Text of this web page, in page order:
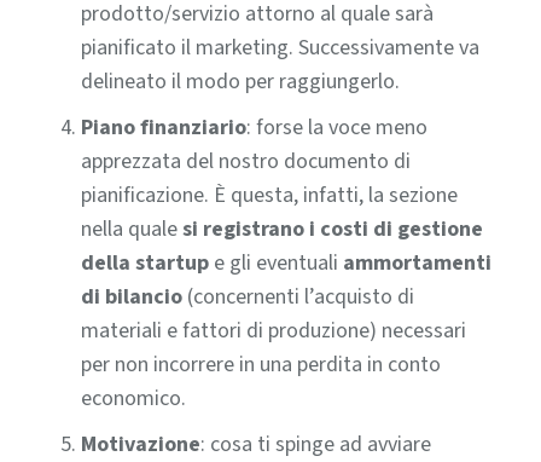
prodotto/servizio attorno al quale sarà
pianificato il marketing. Successivamente va
delineato il modo per raggiungerlo.
Piano finanziario: forse la voce meno
apprezzata del nostro documento di
pianificazione. È questa, infatti, la sezione
nella qualesi registrano i costi di gestione
della startupe gli eventuali ammortamenti
di bilancio(concernenti l’acquisto di
materiali e fattori di produzione) necessari
per non incorrere in una perdita in conto
economico.
Motivazione: cosa ti spinge ad avviare